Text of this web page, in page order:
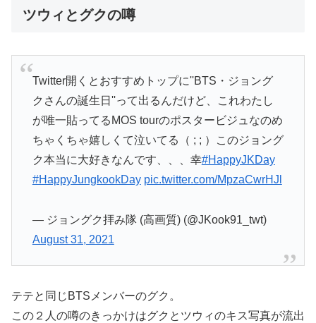
ツウィとグクの噂
Twitter開くとおすすめトップに''BTS・ジョング
クさんの誕生日''って出るんだけど、これわたし
が唯一貼ってるMOS tourのポスタービジュなのめ
ちゃくちゃ嬉しくて泣いてる（ ; ; ）このジョング
ク本当に大好きなんです、、、幸#HappyJKDay
#HappyJungkookDay pic.twitter.com/MpzaCwrHJl
— ジョングク拝み隊 (高画質) (@JKook91_twt)
August 31, 2021
テテと同じBTSメンバーのグク。
この２人の噂のきっかけはグクとツウィのキス写真が流出